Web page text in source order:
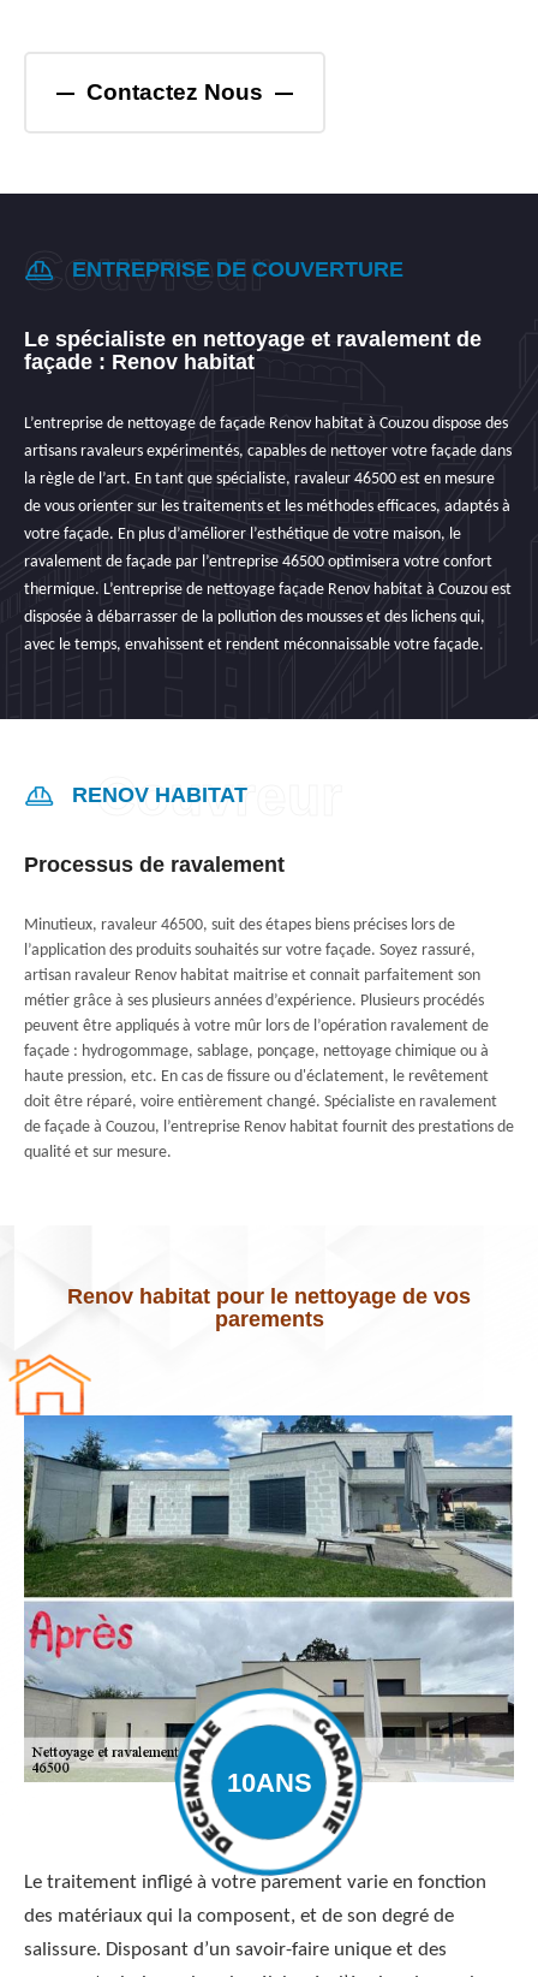
Contactez Nous
ENTREPRISE DE COUVERTURE
Le spécialiste en nettoyage et ravalement de
façade : Renov habitat
L’entreprise de nettoyage de façade Renov habitat à Couzou dispose des
artisans ravaleurs expérimentés, capables de nettoyer votre façade dans
la règle de l’art. En tant que spécialiste, ravaleur 46500 est en mesure
de vous orienter sur les traitements et les méthodes efficaces, adaptés à
votre façade. En plus d’améliorer l’esthétique de votre maison, le
ravalement de façade par l’entreprise 46500 optimisera votre confort
thermique. L’entreprise de nettoyage façade Renov habitat à Couzou est
disposée à débarrasser de la pollution des mousses et des lichens qui,
avec le temps, envahissent et rendent méconnaissable votre façade.
RENOV HABITAT
Processus de ravalement
Minutieux, ravaleur 46500, suit des étapes biens précises lors de
l’application des produits souhaités sur votre façade. Soyez rassuré,
artisan ravaleur Renov habitat maitrise et connait parfaitement son
métier grâce à ses plusieurs années d’expérience. Plusieurs procédés
peuvent être appliqués à votre mûr lors de l’opération ravalement de
façade : hydrogommage, sablage, ponçage, nettoyage chimique ou à
haute pression, etc. En cas de fissure ou d'éclatement, le revêtement
doit être réparé, voire entièrement changé. Spécialiste en ravalement
de façade à Couzou, l’entreprise Renov habitat fournit des prestations de
qualité et sur mesure.
Renov habitat pour le nettoyage de vos
parements
Le traitement infligé à votre parement varie en fonction
des matériaux qui la composent, et de son degré de
salissure. Disposant d’un savoir-faire unique et des